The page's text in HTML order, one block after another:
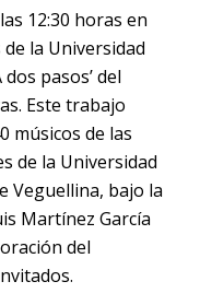
12:30 horas en
la Universidad
pasos’ del
Este trabajo
músicos de las
de la Universidad
Veguellina, bajo la
Martínez García
del